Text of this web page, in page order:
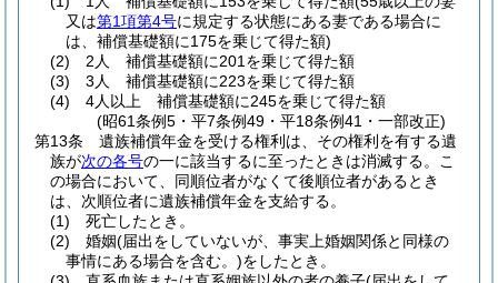
又は第1項第4号に規定する状態にある妻である場合に
は、補償基礎額に175を乗じて得た額)
(2)
2人 補償基礎額に201を乗じて得た額
(3)
3人 補償基礎額に223を乗じて得た額
(4)
4人以上 補償基礎額に245を乗じて得た額
(昭61条例5・平7条例49・平18条例41・一部改正)
第13条
遺族補償年金を受ける権利は、その権利を有する遺
族が次の各号の一に該当するに至ったときは消滅する。
こ
の場合において、同順位者がなくて後順位者があるとき
は、次順位者に遺族補償年金を支給する。
(1)
死亡したとき。
(2)
婚姻(届出をしていないが、事実上婚姻関係と同様の
事情にある場合を含む。)をしたとき。